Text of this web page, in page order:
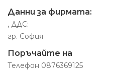
Данни за фирмата:
, ДДС:
гр. София
Поръчайте на
Телефон 0876369125